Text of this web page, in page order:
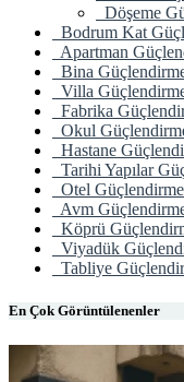
Döşeme
Bodrum Kat
Apartman
Bina
Villa
Fabrika
Okul
Hastane
Tarihi Yapılar
Otel Güçlendirme
Avm
Köprü
Viyadük
Tabliye
En Çok Görüntülenenler